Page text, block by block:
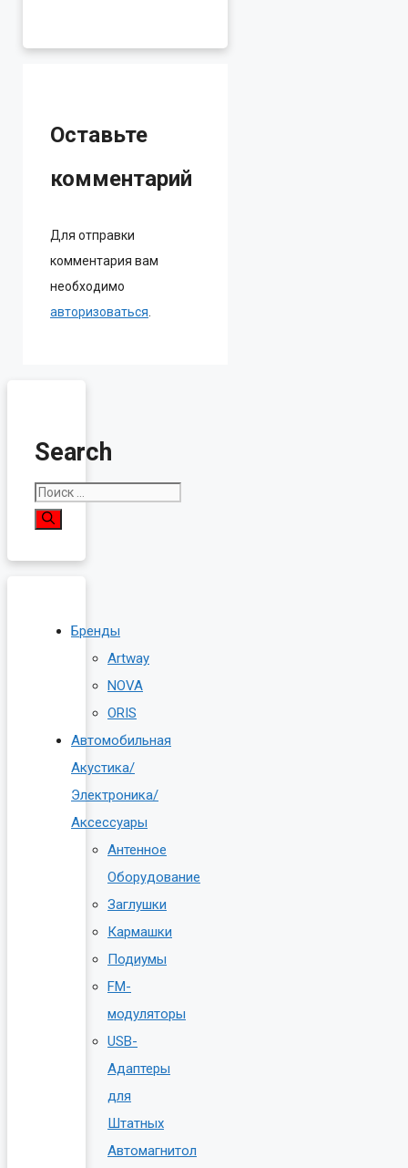
Оставьте
комментарий
Для отправки
комментария вам
необходимо
авторизоваться
Search
Поиск:
Бренды
Artway
NOVA
ORIS
Автомобильная
Акустика/
Электроника/
Аксессуары
Антенное
Оборудование
Заглушки
Кармашки
Подиумы
FM-
модуляторы
USB-
Адаптеры
для
Штатных
Автомагнитол